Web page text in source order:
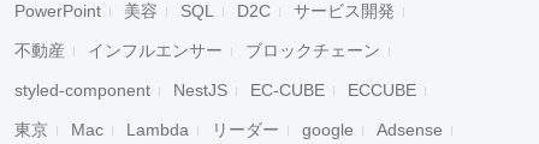
PowerPoint 美容 SQL D2C サービス開発
不動産 インフルエンサー ブロックチェーン
styled-component NestJS EC-CUBE ECCUBE
東京 Mac Lambda リーダー google Adsense